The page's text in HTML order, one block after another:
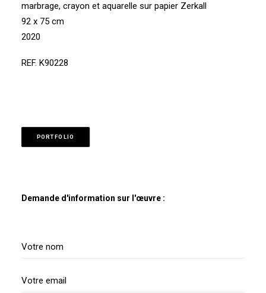
marbrage, crayon et aquarelle sur papier Zerkall
92 x 75 cm
2020
REF. K90228
PORTFOLIO
Demande d'information sur l'œuvre :